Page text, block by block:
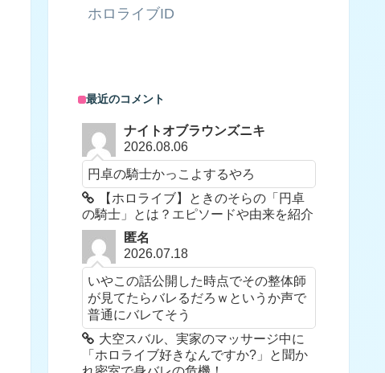
ホロライブID
最近のコメント
ナイトオブラウンズニキ
2026.08.06
円卓の騎士かっこよするやろ
【ホロライブ】ときのそらの「円卓
の騎士」とは？エピソードや由来を紹介
匿名
2026.07.18
いやこの話公開した時点でその整体師
が見てたらバレるだろｗというか声で
普通にバレてそう
大空スバル、実家のマッサージ中に
「ホロライブ好きなんですか?」と聞か